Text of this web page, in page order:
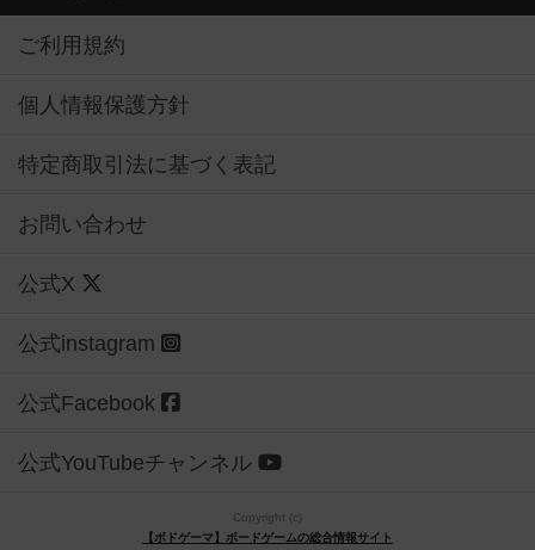
ご利用規約
個人情報保護方針
特定商取引法に基づく表記
お問い合わせ
公式X
公式instagram
公式Facebook
公式YouTubeチャンネル
Copyright (c)
【ボドゲーマ】ボードゲームの総合情報サイト